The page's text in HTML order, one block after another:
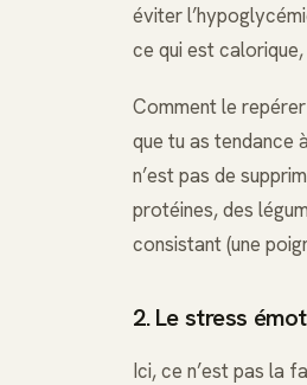
éviter
ce qui est
Comment le
que tu as tendance
n’est pas de
protéines, des
consistant (une
2. Le stress
Ici, ce n’est pas la